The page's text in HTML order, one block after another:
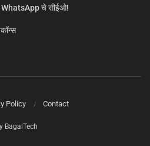
WhatsApp चे सीईओ!
Policy Contact
BagalTech